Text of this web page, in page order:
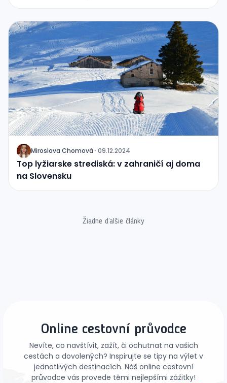
J Miroslava Chomová · 09.12.2024
Top lyžiarske strediská: v zahraničí aj doma
na Slovensku
Žiadne ďalšie články
Online cestovní průvodce
Nevíte, co navštívit, zažít, či ochutnat na vašich
cestách a dovolených? Inspirujte se tipy na výlet v
jednotlivých destinacích. Náš online cestovní
průvodce vás provede těmi nejlepšími zážitky!